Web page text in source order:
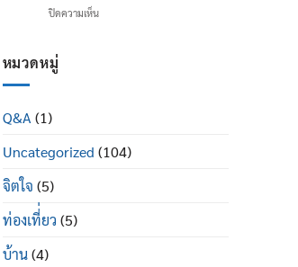
ดีเข่า
ปิดความเห็นบน
ยี่ห้อ
หมวดหมู่
Q&A (1)
Uncategorized (104)
จิตใจ (5)
ท่องเที่่ยว (5)
บ้าน(4)